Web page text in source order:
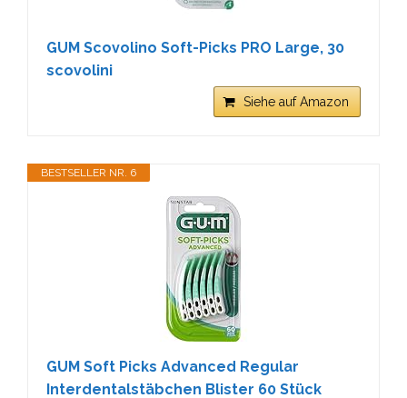
GUM Scovolino Soft-Picks PRO Large, 30
scovolini
Siehe auf Amazon
BESTSELLER NR. 6
GUM Soft Picks Advanced Regular
Interdentalstäbchen Blister 60 Stück